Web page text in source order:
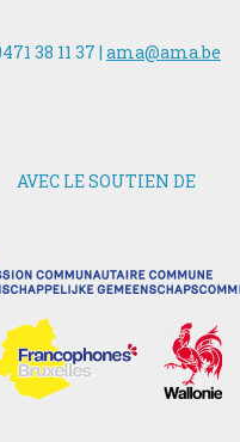
38 11 37 | ama@ama.be
AVEC LE SOUTIEN DE